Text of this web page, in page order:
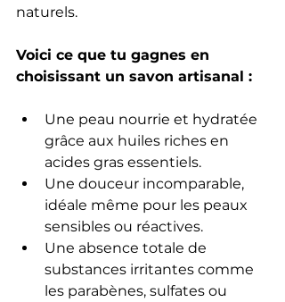
naturels.
Voici ce que tu gagnes en
choisissant un savon artisanal :
Une peau nourrie et hydratée
grâce aux huiles riches en
acides gras essentiels.
Une douceur incomparable,
idéale même pour les peaux
sensibles ou réactives.
Une absence totale de
substances irritantes comme
les parabènes, sulfates ou